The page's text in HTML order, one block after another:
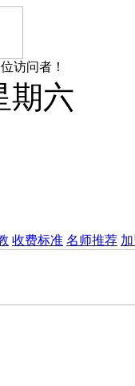
位访问者！
期六
收费标准 名师推荐